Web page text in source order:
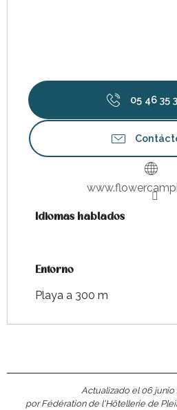
05 46 35
Idiomas hablados
Idiomas hablados
Entorno
Entorno
Playa a 300 m
Actualizado el 06 junio
por Fédération de l'Hôtellerie de